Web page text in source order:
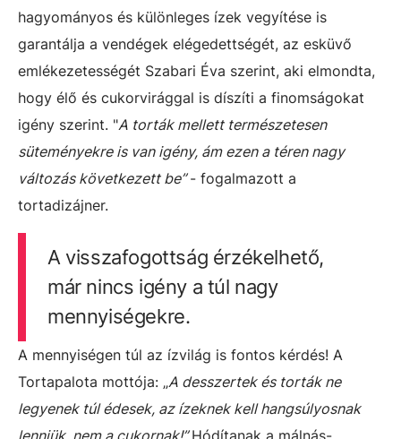
hagyományos és különleges ízek vegyítése is
garantálja a vendégek elégedettségét, az esküvő
emlékezetességét Szabari Éva szerint, aki elmondta,
hogy élő és cukorvirággal is díszíti a finomságokat
igény szerint. "A torták mellett természetesen
süteményekre is van igény, ám ezen a téren nagy
változás következett be”- fogalmazott a
tortadizájner.
A visszafogottság érzékelhető,
már nincs igény a túl nagy
mennyiségekre.
A mennyiségen túl az ízvilág is fontos kérdés! A
Tortapalota mottója: „A desszertek és torták ne
legyenek túl édesek, az ízeknek kell hangsúlyosnak
lenniük, nem a cukornak!”Hódítanak a málnás-